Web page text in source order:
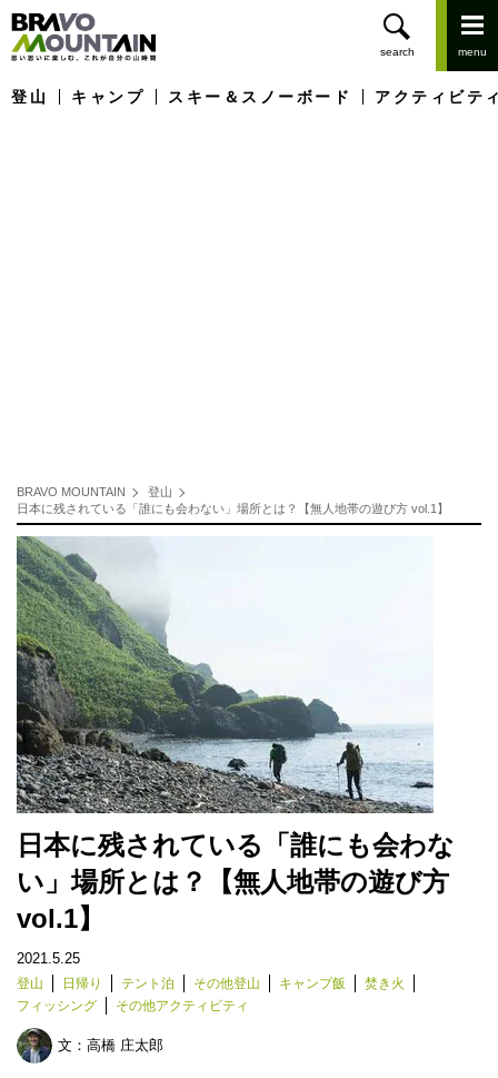
登山 キャンプ スキー＆スノーボード アクティビテ
BRAVO MOUNTAIN
登山
日本に残されている「誰にも会わない」場所とは？【無人地帯の遊び方 vol.1】
日本に残されている「誰にも会わな
い」場所とは？【無人地帯の遊び方
vol.1】
2021.5.25
登山 日帰り テント泊 その他登山 キャンプ飯
焚き火
フィッシング
その他アクティビティ
文： 高橋 庄太郎